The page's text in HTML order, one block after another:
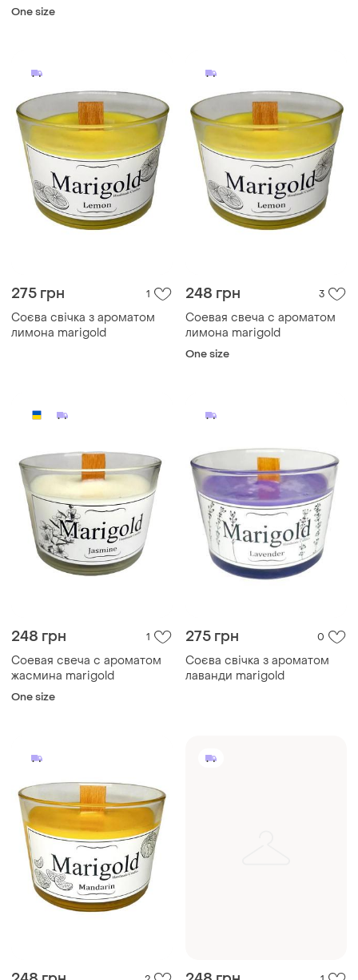
One size
275 грн 1
Соєва свічка з ароматом
лимона marigold
248 грн 3
Соевая свеча с ароматом
лимона marigold
One size
248 грн 1
Соевая свеча с ароматом
жасмина marigold
One size
275 грн 0
Соєва свічка з ароматом
лаванди marigold